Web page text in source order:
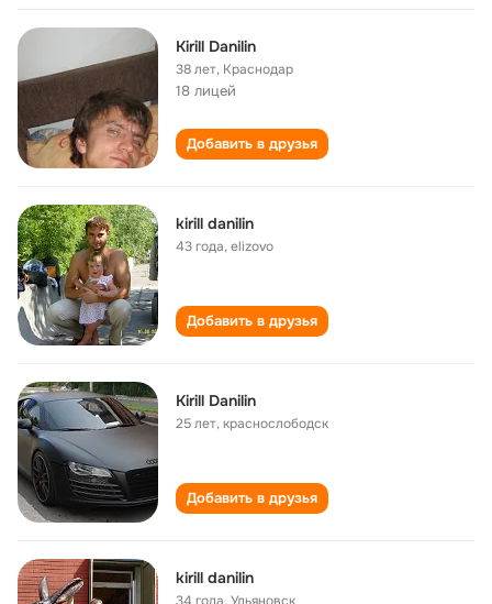
Kirill Danilin
38 лет, Краснодар
18 лицей
Добавить в друзья
kirill danilin
43 года,elizovo
Добавить в друзья
Kirill Danilin
25 лет,краснослободск
Добавить в друзья
kirill danilin